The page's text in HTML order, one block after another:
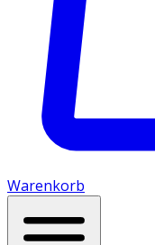
Warenkorb